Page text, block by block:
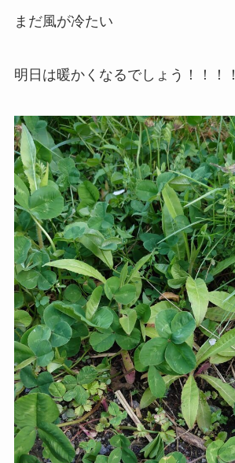
まだ風が冷たい
明日は暖かくなるでしょう！！！！